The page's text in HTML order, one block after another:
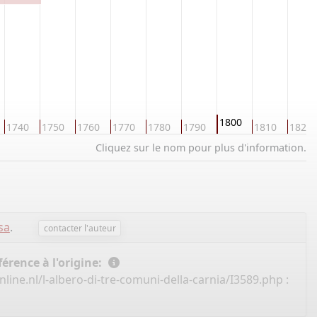
1740 1750 1760 1770 1780 1790 1800 1810 1820
Cliquez sur le nom pour plus d'information.
. contacter l'auteur
à l'origine:
l-albero-di-tre-comuni-della-carnia/I3589.php :